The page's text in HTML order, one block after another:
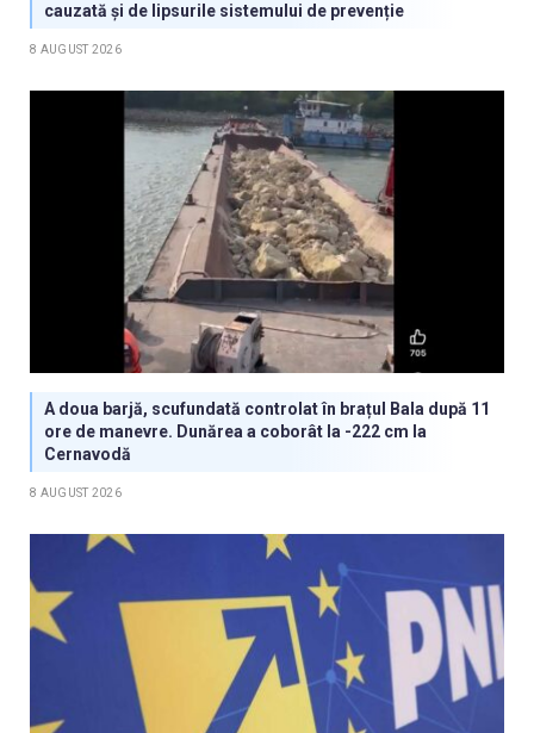
cauzată și de lipsurile sistemului de prevenție
8 AUGUST 2026
A doua barjă, scufundată controlat în brațul Bala după 11
ore de manevre. Dunărea a coborât la -222 cm la
Cernavodă
8 AUGUST 2026